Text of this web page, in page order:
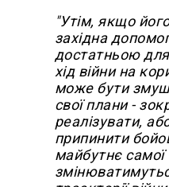
"Утім, якщо
західна
достатньою
хід війни на
може бути
свої плани -
реалізувати,
припинити
майбутнє самої